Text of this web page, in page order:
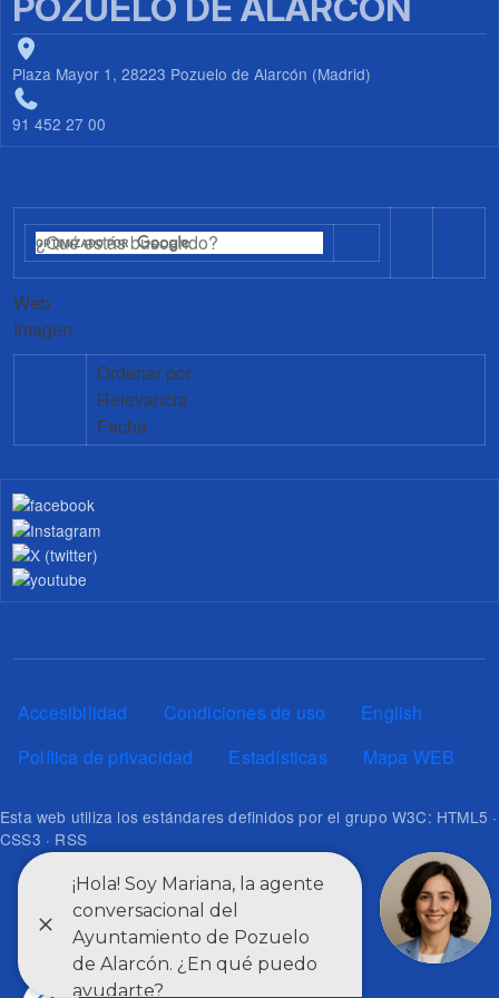
Plaza Mayor 1, 28223 Pozuelo de Alarcón (Madrid)
91 452 27 00
Web
Imagen
Ordenar por
Relevancia
Fecha
Pie de página
Accesibilidad Condiciones de uso
English
Política de privacidad
Estadísticas Mapa WEB
Esta web utiliza los estándares definidos por el grupo W3C: HTML5 ·
CSS3 · RSS